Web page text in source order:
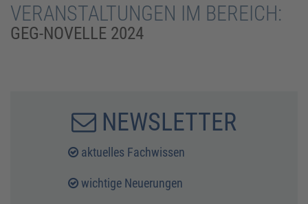
VERANSTALTUNGEN IM BEREICH:
GEG-NOVELLE 2024
NEWSLETTER
aktuelles Fachwissen
wichtige Neuerungen